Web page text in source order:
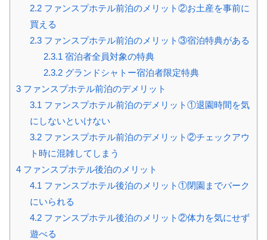
2.2ファンスプホテル前泊のメリット②お土産を事前に
買える
2.3ファンスプホテル前泊のメリット③宿泊特典がある
2.3.1 宿泊者全員対象の特典
2.3.2グランドシャトー宿泊者限定特典
3 ファンスプホテル前泊のデメリット
3.1 ファンスプホテル前泊のデメリット①退園時間を気
にしないといけない
3.2ファンスプホテル前泊のデメリット②チェックアウ
ト時に混雑してしまう
4 ファンスプホテル後泊のメリット
4.1 ファンスプホテル後泊のメリット①閉園までパーク
にいられる
4.2ファンスプホテル後泊のメリット②体力を気にせず
遊べる